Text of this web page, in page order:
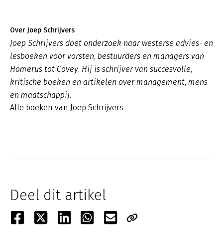
Over Joep Schrijvers
Joep Schrijvers doet onderzoek naar westerse advies- en
lesboeken voor vorsten, bestuurders en managers van
Homerus tot Covey. Hij is schrijver van succesvolle,
kritische boeken en artikelen over management, mens
en maatschappij.
Alle boeken van Joep Schrijvers
Deel dit artikel